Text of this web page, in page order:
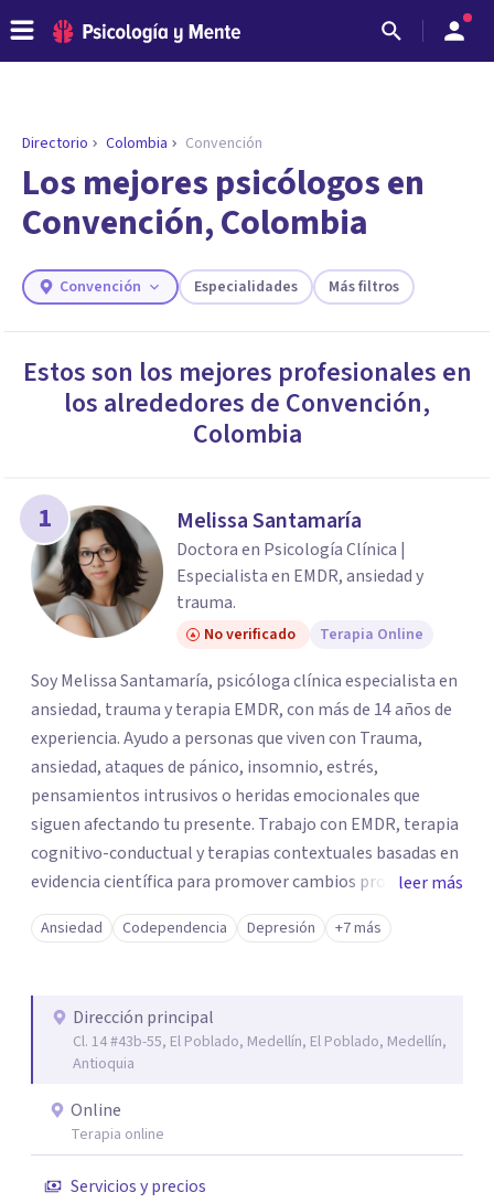
ENCONTRAR MI TERAPEUTA
¿Necesitas ayuda para encontrar el
psicólogo adecuado?
Responde a unas breves preguntas y te ofreceremos
necesidades.
Directorio Colombia Convención
Los mejores psicólogos en
Convención, Colombia
Convención Especialidades Más filtros
Estos son los mejores profesionales en
los alrededores de Convención,
Colombia
1 Melissa Santamaría
Doctora en Psicología Clínica |
Especialista en EMDR, ansiedad y
trauma.
No verificado Terapia Online
Soy Melissa Santamaría, psicóloga clínica especialista en
ansiedad, trauma y terapia EMDR, con más de 14 años de
experiencia. Ayudo a personas que viven con Trauma,
ansiedad, ataques de pánico, insomnio, estrés,
pensamientos intrusivos o heridas emocionales que
siguen afectando tu presente. Trabajo con EMDR, terapia
cognitivo-conductual y terapias contextuales basadas en
evidencia científica para promover cambios profundos y
duraderos. Atiendo adultos, adolescentes, parejas y
familias de forma presencial en Medellín y online, en un
leer más
Ansiedad Codependencia Depresión +7 más
Dirección principal
Cl. 14 #43b-55, El Poblado, Medellín, El Poblado, Medellín,
Antioquia
Online
Terapia online
Servicios y precios